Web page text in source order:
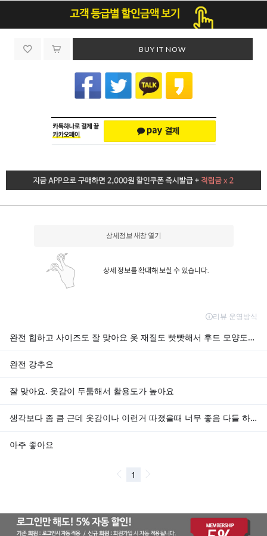
BUY IT NOW
상세정보 새창 열기
상세 정보를 확대해 보실 수 있습니다.